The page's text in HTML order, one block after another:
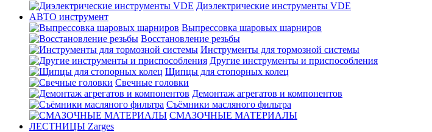
Диэлектрические инструменты VDE
АВТО инструмент
Выпрессовка шаровых шарниров
Восстановление резьбы
Инструменты для тормозной системы
Другие инструменты и приспособления
Щипцы для стопорных колец
Свечные головки
Демонтаж агрегатов и компонентов
Съёмники масляного фильтра
СМАЗОЧНЫЕ МАТЕРИАЛЫ
ЛЕСТНИЦЫ Zarges